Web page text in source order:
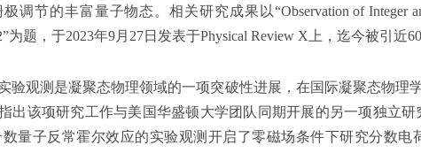
调节的丰富量子物态。相关研究成果以“Observation of Integer
为题，于2023年9月27日发表于Physical Review X上，迄今被引近
验观测是凝聚态物理领域的一项突破性进展，在国际凝聚态物理
出该项研究工作与美国华盛顿大学团队同期开展的另一项独立
量子反常霍尔效应的实验观测开启了零磁场条件下研究分数电